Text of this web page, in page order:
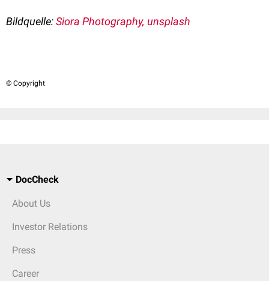
Bildquelle:Siora Photography, unsplash
© Copyright
DocCheck
About Us
Investor Relations
Press
Career